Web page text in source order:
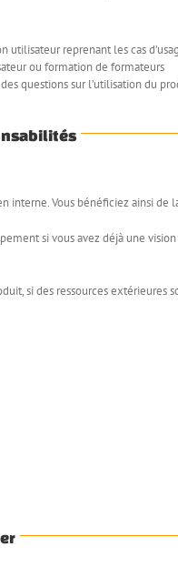
utilisateur reprenant les cas
ou formation de formateurs
questions sur l’utilisation du
interne. Vous bénéficiez ainsi
si vous avez déjà une
si des ressources extérieures